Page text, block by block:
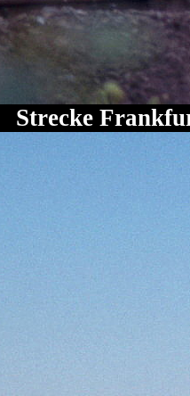
Strecke